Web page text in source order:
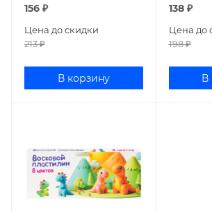
156 ₽
Цена до скидки
213₽
В корзину
138₽
Цена до
198₽
В